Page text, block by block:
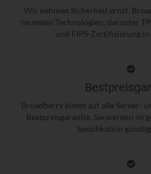
Wir nehmen Sicherheit ernst.
neuesten Technologien, darunter
und FIPS-Zertifizierung
Broadberry bietet auf alle Server-
Bestpreisgarantie. Sie werden
Spezifikation